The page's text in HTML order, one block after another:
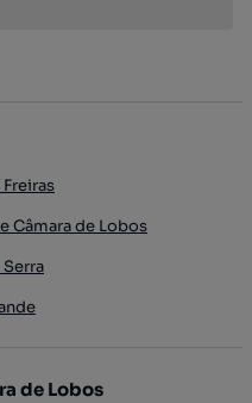
Câmara de Lobos
de Lobos